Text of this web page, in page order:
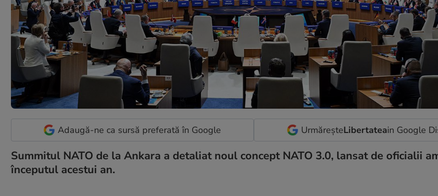
Adaugă-ne ca sursă preferată în Google UrmăreșteLibertateain Google
Summitul NATO de la Ankara a detaliat noul concept NATO 3.0, lansat de oficialii
începutul acestui an.